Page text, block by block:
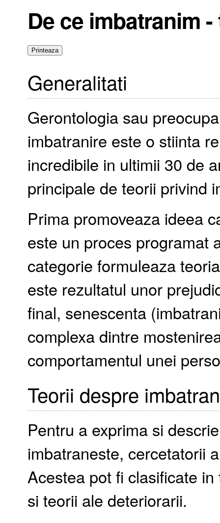
De ce imbatranim
Generalitati
Gerontologia sau
imbatranire este o stiinta
incredibile in ultimii 30 de
principale de teorii privind
Prima promoveaza ideea
este un proces programat
categorie formuleaza
este rezultatul unor
final, senescenta
complexa dintre
comportamentul unei
Teorii despre
Pentru a exprima si
imbatraneste, cercetatorii
Acestea pot fi clasificate
si teorii ale deteriorarii.